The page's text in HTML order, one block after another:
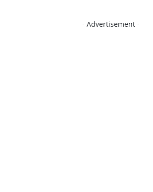
- Advertisement -